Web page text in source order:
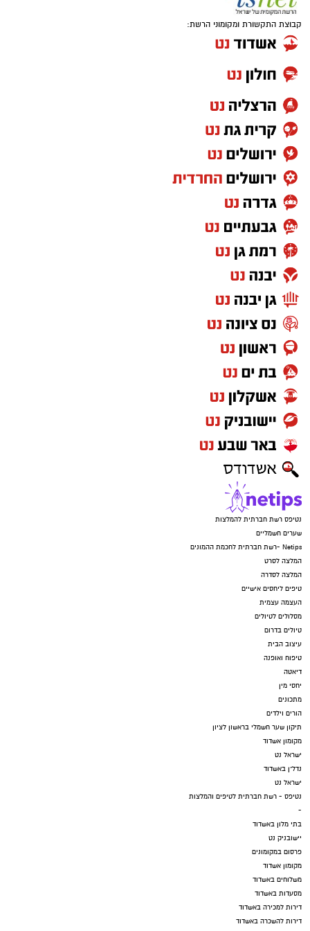
קבוצת התקשורת ומקומוני הרשת:
נטיפס רשת חברתית להמלצות
שערים חשמליים
Netips -רשת חברתית לחכמת ההמונים
המלצה לסרט
המלצה לסדרה
טיפים ליחסים אישיים
העצמה עצמית
מסלולים לטיולים
טיולים בדרום
עיצוב הבית
טיפוח ואופנה
דיאטה
יחסי מין
מתכונים
הורים וילדים
תיקון שער חשמלי בראשון לציון
מקומון אשדוד
ישראל נט
נדל"ן באשדוד
ישראל נט
נטיפס - רשת חברתית לטיפים והמלצות
-
בתי מלון באשדוד
יישובניק נט
פרסום במקומונים
מקומון אשדוד
משלוחים באשדוד
מסעדות באשדוד
דירות למכירה באשדוד
דירות להשכרה באשדוד